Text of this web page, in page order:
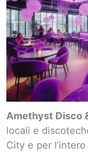
Amethyst Disco
locali e
City e per l’intero